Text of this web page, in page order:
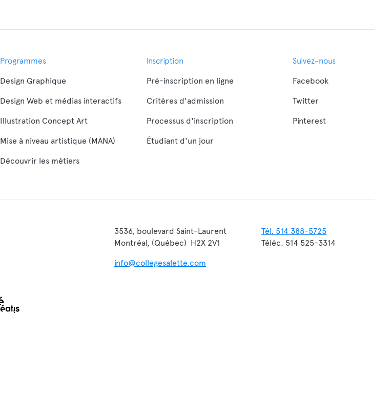
Programmes
Design Graphique
Design Web et médias interactifs
Illustration Concept Art
Mise à niveau artistique (MANA)
Découvrir les métiers
Inscription
Pré-inscription en ligne
Critères d'admission
Processus d'inscription
Étudiant d'un jour
Suivez-nous
Facebook
Twitter
Pinterest
3536, boulevard Saint-Laurent
Montréal, (Québec) H2X 2V1
info@collegesalette.com
Tél. 514 388-5725
Téléc. 514 525-3314